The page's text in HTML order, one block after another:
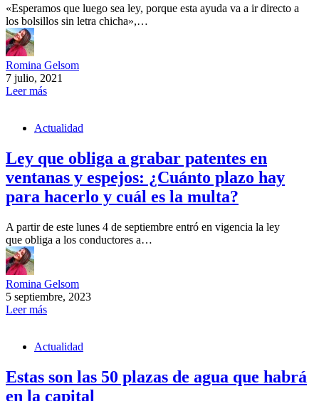
«Esperamos que luego sea ley, porque esta ayuda va a ir directo a
los bolsillos sin letra chicha»,…
Romina Gelsom
7 julio, 2021
Leer más
Actualidad
Ley que obliga a grabar patentes en
ventanas y espejos: ¿Cuánto plazo hay
para hacerlo y cuál es la multa?
A partir de este lunes 4 de septiembre entró en vigencia la ley
que obliga a los conductores a…
Romina Gelsom
5 septiembre, 2023
Leer más
Actualidad
Estas son las 50 plazas de agua que habrá
en la capital